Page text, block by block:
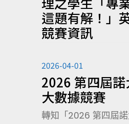
這題有解！」
競賽資訊
2026-04-01
2026 第四屆
大數據競賽
轉知「2026 第四屆